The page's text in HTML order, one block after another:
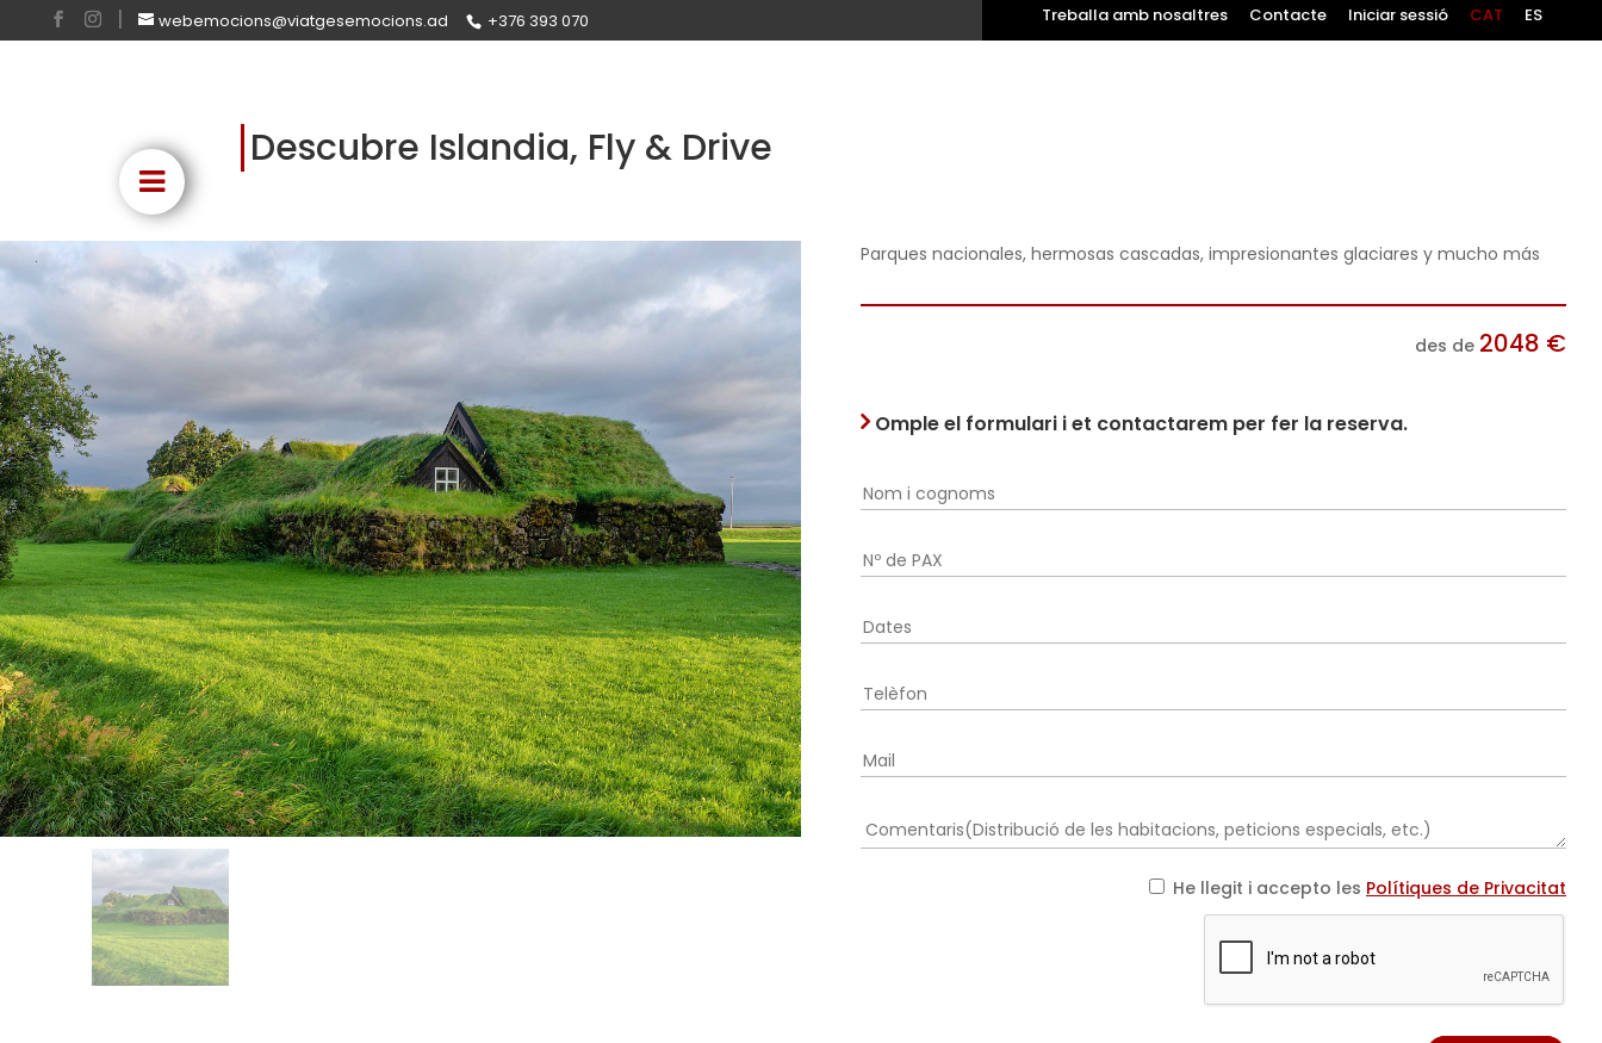
webemocions@viatgesemocions.ad +376 393 070 Treballa amb nosaltres Contacte Iniciar sessió CAT ES
Descubre Islandia, Fly & Drive
Parques nacionales, hermosas cascadas, impresionantes glaciares y mucho más
des de 2048 €
Omple el formulari i et contactarem per fer la reserva.
He llegit i accepto les Polítiques de Privacitat